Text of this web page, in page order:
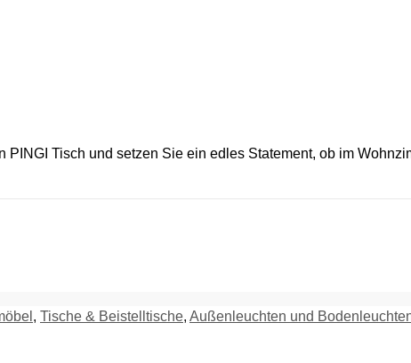
Tisch und setzen Sie ein edles Statement, ob im
, Tische & Beistelltische, Außenleuchten und